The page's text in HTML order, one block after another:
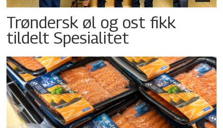
Trøndersk øl og ost fikk
tildelt Spesialitet